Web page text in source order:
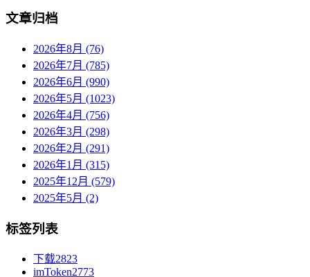
文章归档
2026年8月 (76)
2026年7月 (785)
2026年6月 (990)
2026年5月 (1023)
2026年4月 (756)
2026年3月 (298)
2026年2月 (291)
2026年1月 (315)
2025年12月 (579)
2025年5月 (2)
标签列表
下载2823
imToken2773